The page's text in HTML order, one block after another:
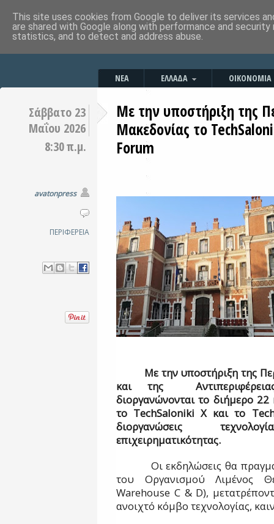
ΝΕΑ ΕΛΛΑΔΑ ΟΙΚΟΝΟΜΙΑ
Σάββατο 23
Μαΐου 2026
8:30 π.μ.
avatonpress
ΠΕΡΙΦΕΡΕΙΑ
Με την υποστήριξη της
Μακεδονίας το
Forum
Με την υποστήριξη της
και της
διοργανώνονται το διήμερο
το TechSaloniki X και το
διοργανώσεις
επιχειρηματικότητας.
Οι εκδηλώσεις θα
του Οργανισμού Λιμένος
Warehouse C & D),
ανοιχτό κόμβο τεχνολογίας,
This site uses cookies from Google to deliver its services
are shared with Google along with performance and
statistics, and to detect and address abuse.